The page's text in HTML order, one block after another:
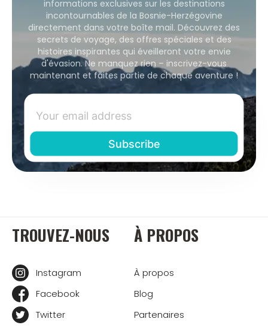
informations exclusives sur les destinations
incontournables de la Bosnie-Herzégovine
directement dans votre boîte mail. Découvrez des
secrets de voyage, des offres spéciales et des
histoires inspirantes qui éveilleront votre envie
d'évasion. Ne manquez rien – inscrivez-vous
maintenant et faites partie de chaque aventure !
TROUVEZ-NOUS
Instagram
Facebook
Twitter
À PROPOS
À propos
Blog
Partenaires